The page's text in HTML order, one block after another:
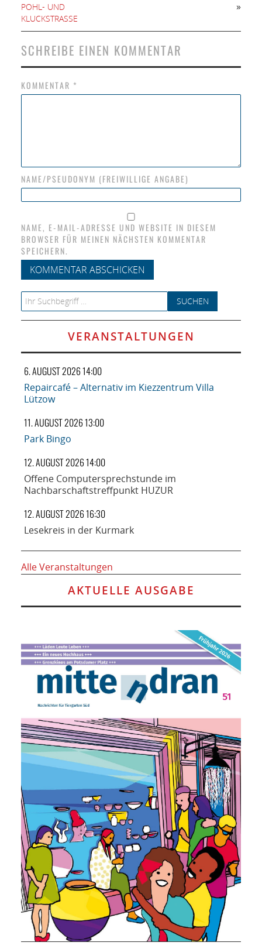
POHL- UND
KLUCKSTRASSE
»
SCHREIBE EINEN KOMMENTAR
KOMMENTAR *
NAME/PSEUDONYM (FREIWILLIGE ANGABE)
NAME, E-MAIL-ADRESSE UND WEBSITE IN DIESEM
BROWSER FÜR MEINEN NÄCHSTEN KOMMENTAR
SPEICHERN.
Search for:
VERANSTALTUNGEN
6. AUGUST 2026 14:00
Repaircafé – Alternativ im Kiezzentrum Villa
Lützow
11. AUGUST 2026 13:00
Park Bingo
12. AUGUST 2026 14:00
Offene Computersprechstunde im
Nachbarschaftstreffpunkt HUZUR
12. AUGUST 2026 16:30
Lesekreis in der Kurmark
Alle Veranstaltungen
AKTUELLE AUSGABE